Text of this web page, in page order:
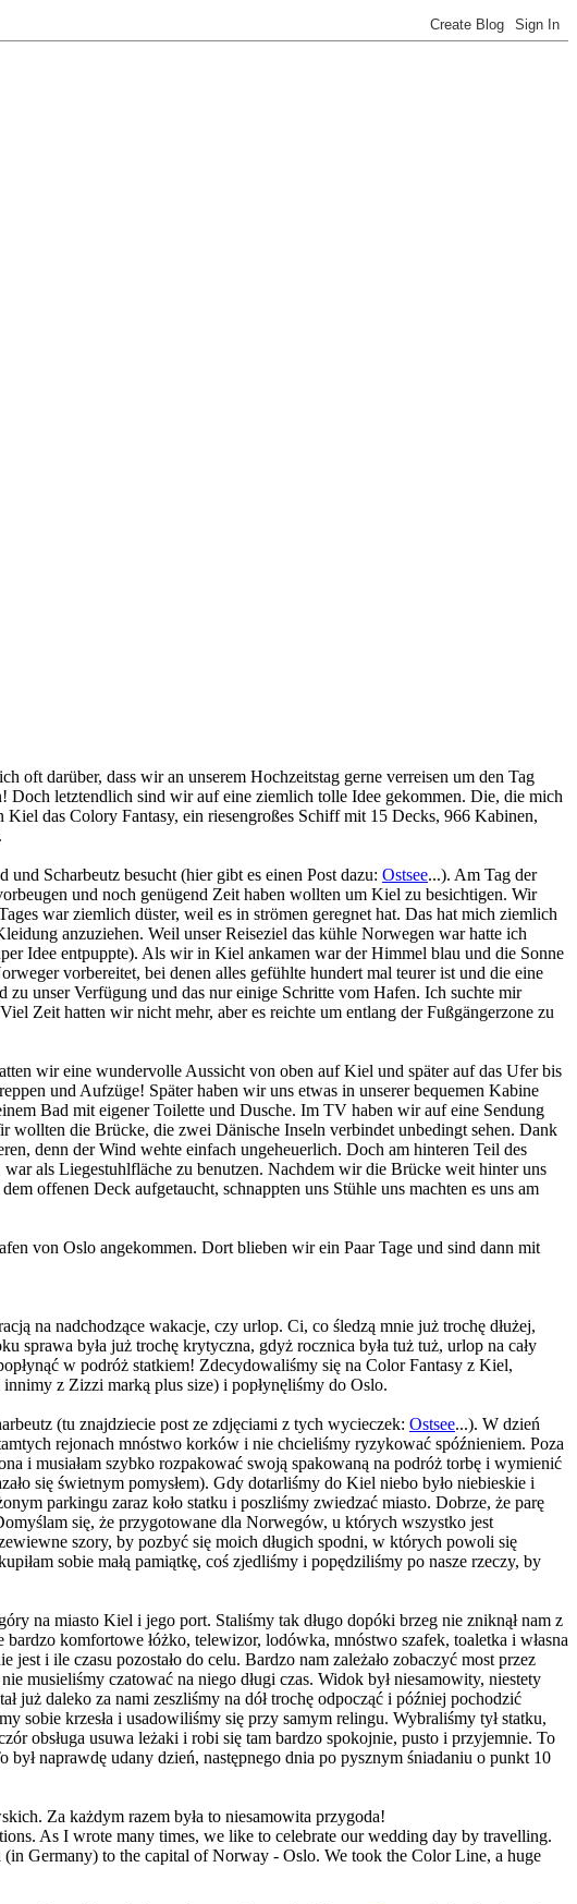
oft darüber, dass wir an unserem Hochzeitstag gerne verreisen um den Tag
letztendlich sind wir auf eine ziemlich tolle Idee gekommen. Die, die mich
das Colory Fantasy, ein riesengroßes Schiff mit 15 Decks, 966 Kabinen,
Scharbeutz besucht (hier gibt es einen Post dazu: Ostsee...). Am Tag der
und noch genügend Zeit haben wollten um Kiel zu besichtigen. Wir
war ziemlich düster, weil es in strömen geregnet hat. Das hat mich ziemlich
anzuziehen. Weil unser Reiseziel das kühle Norwegen war hatte ich
Idee entpuppte). Als wir in Kiel ankamen war der Himmel blau und die Sonne
vorbereitet, bei denen alles gefühlte hundert mal teurer ist und die eine
zu unser Verfügung und das nur einige Schritte vom Hafen. Ich suchte mir
Zeit hatten wir nicht mehr, aber es reichte um entlang der Fußgängerzone zu
wir eine wundervolle Aussicht von oben auf Kiel und später auf das Ufer bis
und Aufzüge! Später haben wir uns etwas in unserer bequemen Kabine
Bad mit eigener Toilette und Dusche. Im TV haben wir auf eine Sendung
die Brücke, die zwei Dänische Inseln verbindet unbedingt sehen. Dank
denn der Wind wehte einfach ungeheuerlich. Doch am hinteren Teil des
als Liegestuhlfläche zu benutzen. Nachdem wir die Brücke weit hinter uns
offenen Deck aufgetaucht, schnappten uns Stühle uns machten es uns am
von Oslo angekommen. Dort blieben wir ein Paar Tage und sind dann mit
na nadchodzące wakacje, czy urlop. Ci, co śledzą mnie już trochę dłużej,
była już trochę krytyczna, gdyż rocznica była tuż tuż, urlop na cały
w podróż statkiem! Zdecydowaliśmy się na Color Fantasy z Kiel,
z Zizzi marką plus size) i popłynęliśmy do Oslo.
(tu znajdziecie post ze zdjęciami z tych wycieczek: Ostsee...). W dzień
rejonach mnóstwo korków i nie chcieliśmy ryzykować spóźnieniem. Poza
i musiałam szybko rozpakować swoją spakowaną na podróż torbę i wymienić
się świetnym pomysłem). Gdy dotarliśmy do Kiel niebo było niebieskie i
parkingu zaraz koło statku i poszliśmy zwiedzać miasto. Dobrze, że parę
się, że przygotowane dla Norwegów, u których wszystko jest
szory, by pozbyć się moich długich spodni, w których powoli się
sobie małą pamiątkę, coś zjedliśmy i popędziliśmy po nasze rzeczy, by
na miasto Kiel i jego port. Staliśmy tak długo dopóki brzeg nie zniknął nam z
komfortowe łóżko, telewizor, lodówka, mnóstwo szafek, toaletka i własna
jest i ile czasu pozostało do celu. Bardzo nam zależało zobaczyć most przez
musieliśmy czatować na niego długi czas. Widok był niesamowity, niestety
już daleko za nami zeszliśmy na dół trochę odpocząć i później pochodzić
sobie krzesła i usadowiliśmy się przy samym relingu. Wybraliśmy tył statku,
obsługa usuwa leżaki i robi się tam bardzo spokojnie, pusto i przyjemnie. To
naprawdę udany dzień, następnego dnia po pysznym śniadaniu o punkt 10
Za każdym razem była to niesamowita przygoda!
As I wrote many times, we like to celebrate our wedding day by travelling.
Germany) to the capital of Norway - Oslo. We took the Color Line, a huge